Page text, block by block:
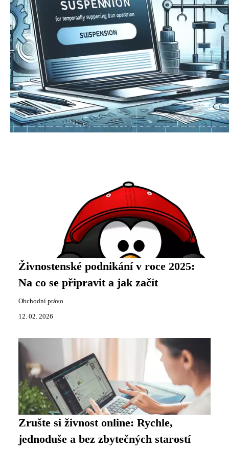
Živnostenské podnikání v roce 2025:
Na co se připravit a jak začít
Obchodní právo
12. 02. 2026
Zrušte si živnost online: Rychle,
jednoduše a bez zbytečných starostí